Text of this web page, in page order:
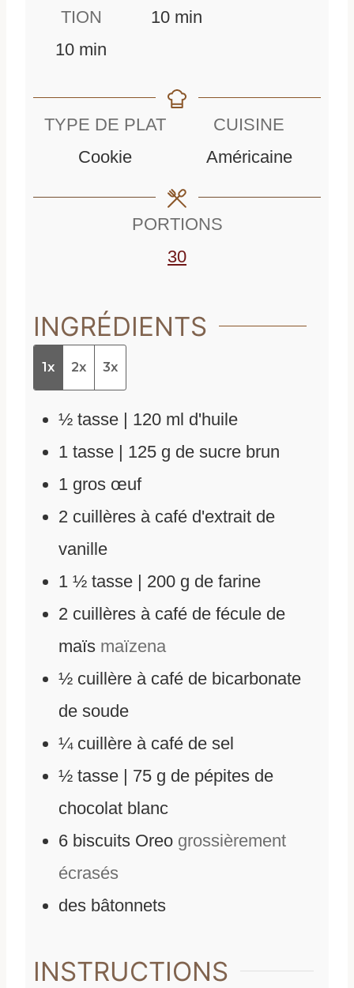
TION
10mmin
10m
u
s
min
e
TYPE DE PLAT
Cookie
CUISINE
Américaine
PORTIONS
30
INGRÉDIENTS
1x 2x 3x
½ tasse | 120 ml d'huile
1 tasse | 125 g de sucre brun
1 gros œuf
2 cuillères à café d'extrait de
vanille
1 ½ tasse | 200 g de farine
2 cuillères à café de fécule de
maïs maïzena
½ cuillère à café de bicarbonate
de soude
¼ cuillère à café de sel
½ tasse | 75 g de pépites de
chocolat blanc
6 biscuits Oreo grossièrement
écrasés
des bâtonnets
INSTRUCTIONS